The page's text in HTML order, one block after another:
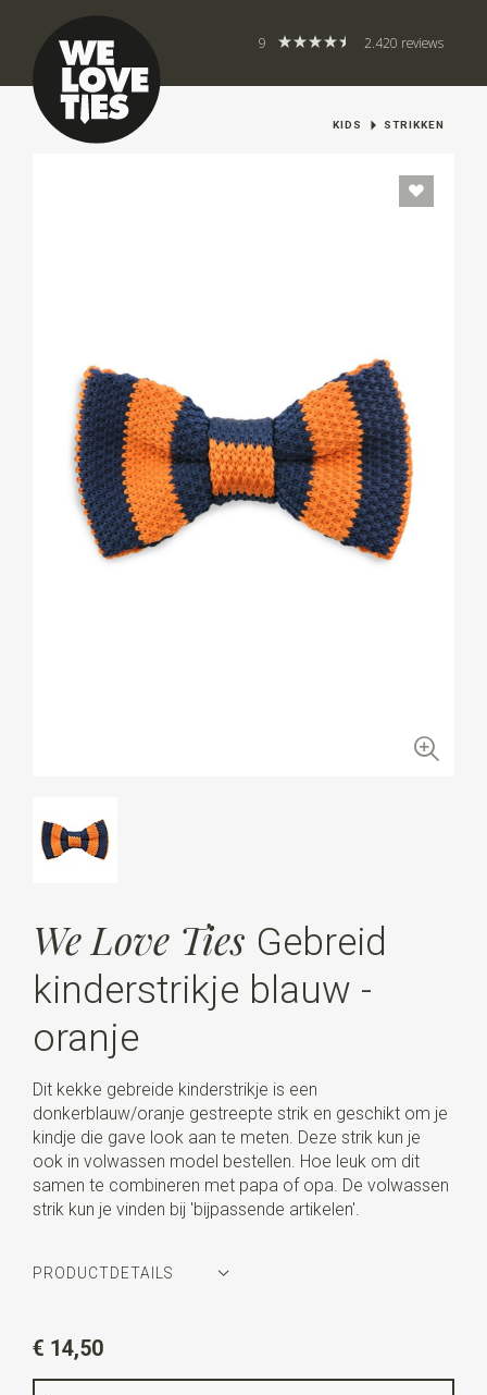
9 2.420 reviews
KIDS STRIKKEN
We Love Ties Gebreid
kinderstrikje blauw -
oranje
Dit kekke gebreide kinderstrikje is een
donkerblauw/oranje gestreepte strik en geschikt om je
kindje die gave look aan te meten. Deze strik kun je
ook in volwassen model bestellen. Hoe leuk om dit
samen te combineren met papa of opa. De volwassen
strik kun je vinden bij 'bijpassende artikelen'.
PRODUCTDETAILS
marineblauw / oranje
€ 14,50